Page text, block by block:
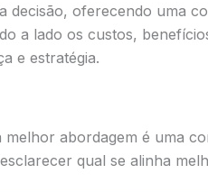
decisão, oferecendo uma
a lado os custos,
e estratégia.
melhor abordagem é uma
qual se alinha